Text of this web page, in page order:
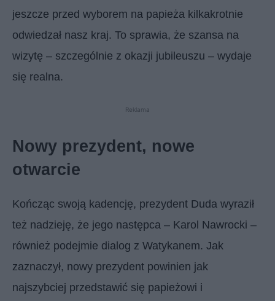
jeszcze przed wyborem na papieża kilkakrotnie
odwiedzał nasz kraj. To sprawia, że szansa na
wizytę – szczególnie z okazji jubileuszu – wydaje
się realna.
Reklama
Nowy prezydent, nowe
otwarcie
Kończąc swoją kadencję, prezydent Duda wyraził
też nadzieję, że jego następca – Karol Nawrocki –
również podejmie dialog z Watykanem. Jak
zaznaczył, nowy prezydent powinien jak
najszybciej przedstawić się papieżowi i